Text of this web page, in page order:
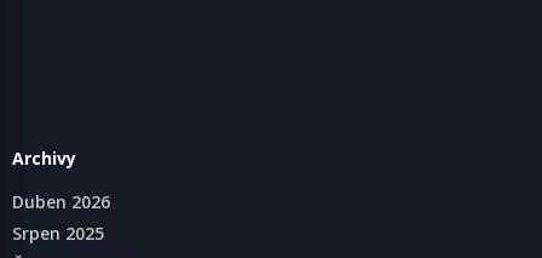
Archivy
Duben 2026
Srpen 2025